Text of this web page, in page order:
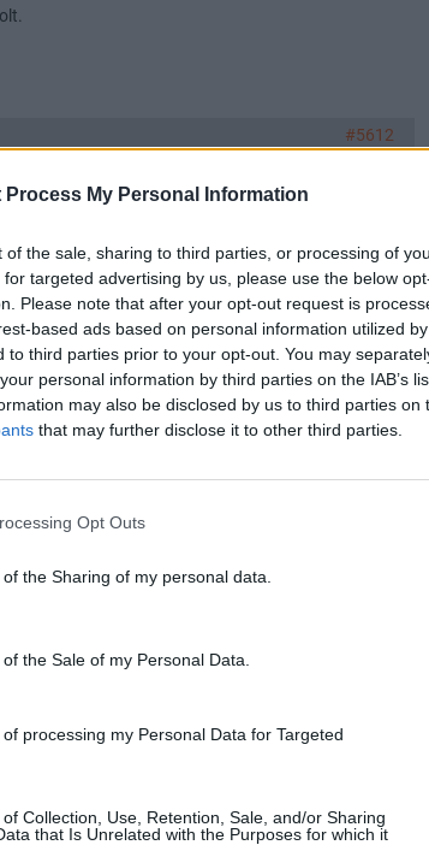
Process My Personal Information
of the sale, sharing to third parties, or processing of
targeted advertising by us, please use the below
Please note that after your opt-out request is
based ads based on personal information utilized
to third parties prior to your opt-out. You may
personal information by third parties on the IAB’s
may also be disclosed by us to third parties on
that may further disclose it to other third parties.
Opt Outs
the Sharing of my personal data.
the Sale of my Personal Data.
processing my Personal Data for Targeted
Collection, Use, Retention, Sale, and/or Sharing
that Is Unrelated with the Purposes for which it
#5612
#9546